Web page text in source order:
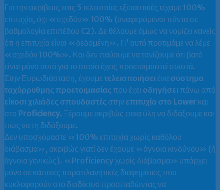
Για την ακρίβεια, στις 5 τελευταίες εξεταστικές είχαμε 100%
επιτυχία, όχι «σχεδόν» 100% (αναφερόμενοι πάντα σε
βαθμολογία επιπέδου C2). Δε θέλουμε όμως να νομίζει κανείς
ότι η επιτυχία είναι «δεδομένη». Γι’ αυτό προτιμάμε να λέμε
«σχεδόν 100%». Και δεν παύουμε να τονίζουμε ότι βατό
είναι μόνο αυτό για το οποίο έχεις προετοιμαστεί σωστά.
Στην Ευρωδιάσταση, έχουμετελειοποιήσει ένα σύστημα
ταχύρρυθμης προετοιμασίας που έχει οδηγήσει πάνω από
είκοσι χιλιάδες σπουδαστές στην επιτυχία στο Lowerκαι
στο Proficiency. Ξέρουμε ακριβώς ποια ύλη να διδάξουμε και
πώς να τη διδάξουμε.
Δεν υποσχόμαστε «100% επιτυχία χωρίς καθόλου
διάβασμα», ακριβώς γιατί δεν έχουμε «άγνοια κινδύνου» (ή
άγνοια γενικώς). «Proficiency χωρίς διάβασμα» υπάρχει
μόνο σε κάποιες παραπλανητικές διαφημίσεις που
κυκλοφορούν στο διαδίκτυο προσπαθώντας να